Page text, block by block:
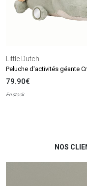
Little Dutch
79.90€
En stock
NOS